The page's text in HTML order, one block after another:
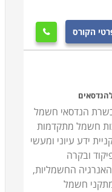
הקורס 
הנדסאי חשמל
חשמל מתקדמות
ידע עיוני ומעשי
ובקרה
החשמליות,
חשמל